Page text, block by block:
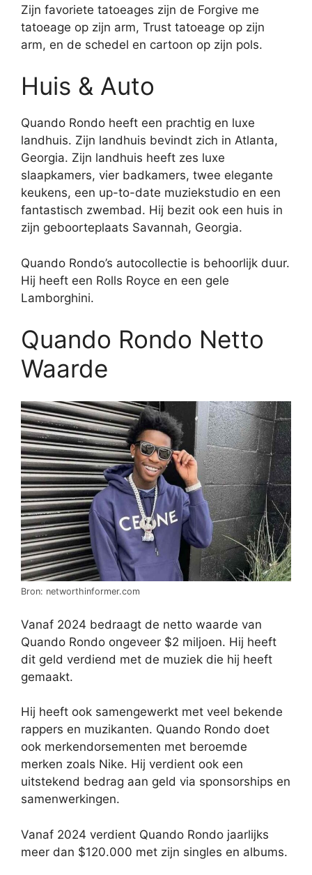
Zijn favoriete tatoeages zijn de Forgive me
tatoeage op zijn arm, Trust tatoeage op zijn
arm, en de schedel en cartoon op zijn pols.
Huis & Auto
Quando Rondo heeft een prachtig en luxe
landhuis. Zijn landhuis bevindt zich in Atlanta,
Georgia. Zijn landhuis heeft zes luxe
slaapkamers, vier badkamers, twee elegante
keukens, een up-to-date muziekstudio en een
fantastisch zwembad. Hij bezit ook een huis in
zijn geboorteplaats Savannah, Georgia.
Quando Rondo’s autocollectie is behoorlijk duur.
Hij heeft een Rolls Royce en een gele
Lamborghini.
Quando Rondo Netto
Waarde
Bron: networthinformer.com
Vanaf 2024 bedraagt de netto waarde van
Quando Rondo ongeveer $2 miljoen. Hij heeft
dit geld verdiend met de muziek die hij heeft
gemaakt.
Hij heeft ook samengewerkt met veel bekende
rappers en muzikanten. Quando Rondo doet
ook merkendorsementen met beroemde
merken zoals Nike. Hij verdient ook een
uitstekend bedrag aan geld via sponsorships en
samenwerkingen.
Vanaf 2024 verdient Quando Rondo jaarlijks
meer dan $120.000 met zijn singles en albums.